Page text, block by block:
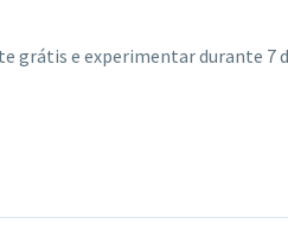
grátis e experimentar durante 7